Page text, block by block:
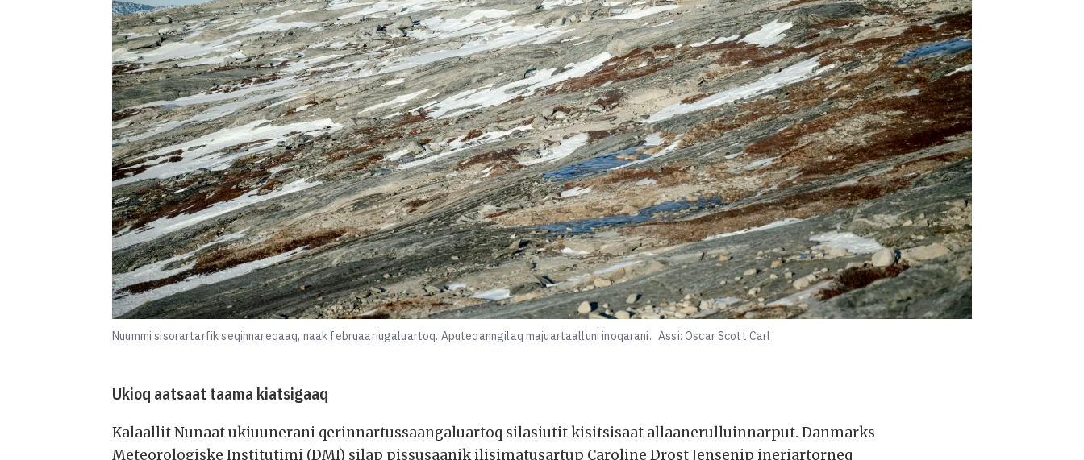
Nuummi sisorartarfik seqinnareqaaq, naak februaariugaluartoq. Aputeqanngilaq majuartaalluni inoqarani. Assi: Oscar Scott Carl
Ukioq aatsaat taama kiatsigaaq
Kalaallit Nunaat ukiuunerani qerinnartussaangaluartoq silasiutit kisitsisaat allaanerulluinnarput. Danmarks
Meteorologiske Institutimi (DMI) silap pissusaanik ilisimatusartup Caroline Drost Jensenip ineriartorneq